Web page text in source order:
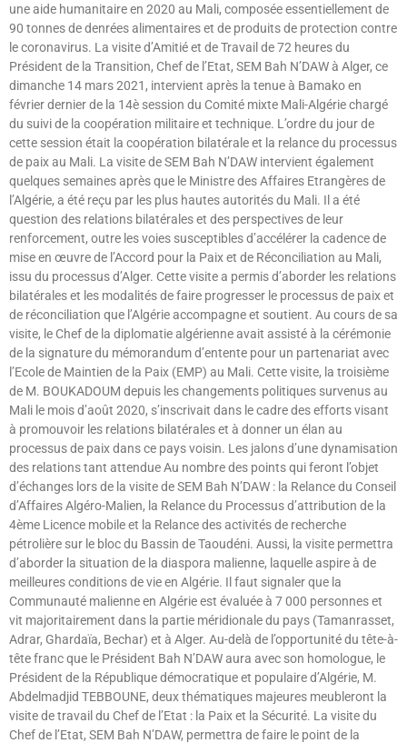
une aide humanitaire en 2020 au Mali, composée essentiellement de
90 tonnes de denrées alimentaires et de produits de protection contre
le coronavirus. La visite d’Amitié et de Travail de 72 heures du
Président de la Transition, Chef de l’Etat, SEM Bah N’DAW à Alger, ce
dimanche 14 mars 2021, intervient après la tenue à Bamako en
février dernier de la 14è session du Comité mixte Mali-Algérie chargé
du suivi de la coopération militaire et technique. L’ordre du jour de
cette session était la coopération bilatérale et la relance du processus
de paix au Mali. La visite de SEM Bah N’DAW intervient également
quelques semaines après que le Ministre des Affaires Etrangères de
l’Algérie, a été reçu par les plus hautes autorités du Mali. Il a été
question des relations bilatérales et des perspectives de leur
renforcement, outre les voies susceptibles d’accélérer la cadence de
mise en œuvre de l’Accord pour la Paix et de Réconciliation au Mali,
issu du processus d’Alger. Cette visite a permis d’aborder les relations
bilatérales et les modalités de faire progresser le processus de paix et
de réconciliation que l’Algérie accompagne et soutient. Au cours de sa
visite, le Chef de la diplomatie algérienne avait assisté à la cérémonie
de la signature du mémorandum d’entente pour un partenariat avec
l’Ecole de Maintien de la Paix (EMP) au Mali. Cette visite, la troisième
de M. BOUKADOUM depuis les changements politiques survenus au
Mali le mois d’août 2020, s’inscrivait dans le cadre des efforts visant
à promouvoir les relations bilatérales et à donner un élan au
processus de paix dans ce pays voisin. Les jalons d’une dynamisation
des relations tant attendue Au nombre des points qui feront l’objet
d’échanges lors de la visite de SEM Bah N’DAW : la Relance du Conseil
d’Affaires Algéro-Malien, la Relance du Processus d’attribution de la
4ème Licence mobile et la Relance des activités de recherche
pétrolière sur le bloc du Bassin de Taoudéni. Aussi, la visite permettra
d’aborder la situation de la diaspora malienne, laquelle aspire à de
meilleures conditions de vie en Algérie. Il faut signaler que la
Communauté malienne en Algérie est évaluée à 7 000 personnes et
vit majoritairement dans la partie méridionale du pays (Tamanrasset,
Adrar, Ghardaïa, Bechar) et à Alger. Au-delà de l’opportunité du tête-à-
tête franc que le Président Bah N’DAW aura avec son homologue, le
Président de la République démocratique et populaire d’Algérie, M.
Abdelmadjid TEBBOUNE, deux thématiques majeures meubleront la
visite de travail du Chef de l’Etat : la Paix et la Sécurité. La visite du
Chef de l’Etat, SEM Bah N’DAW, permettra de faire le point de la